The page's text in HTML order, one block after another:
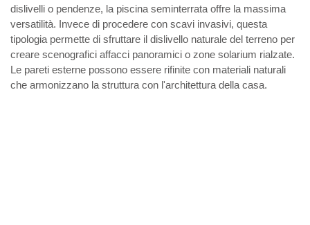
dislivelli o pendenze, la piscina seminterrata offre la massima
versatilità. Invece di procedere con scavi invasivi, questa
tipologia permette di sfruttare il dislivello naturale del terreno per
creare scenografici affacci panoramici o zone solarium rialzate.
Le pareti esterne possono essere rifinite con materiali naturali
che armonizzano la struttura con l'architettura della casa.